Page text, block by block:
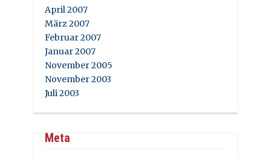
April 2007
März 2007
Februar 2007
Januar 2007
November 2005
November 2003
Juli 2003
Meta